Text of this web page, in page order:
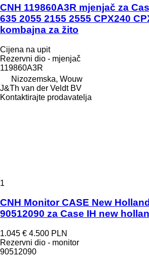
CNH 119860A3R mjenjač za
635 2055 2155 2555 CPX240
kombajna za žito
Cijena na upit
Rezervni dio - mjenjač
119860A3R
Nizozemska, Wouw
J&Th van der Veldt BV
Kontaktirajte prodavatelja
1
CNH Monitor CASE New
90512090 za Case IH new
1.045 € 4.500 PLN
Rezervni dio - monitor
90512090